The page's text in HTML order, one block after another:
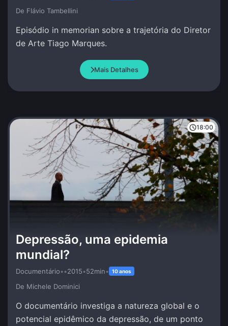
De Flávio Tambellini
Episódio in memorian sobre a trajetória do Diretor
de Arte Tiago Marques.
Mais Detalhes
18:00
Depressão, uma epidemia
mundial?
Documentário••2015•52min• 10 anos
De Michele Dominici
O documentário investiga a natureza global e o
potencial epidêmico da depressão, de um ponto